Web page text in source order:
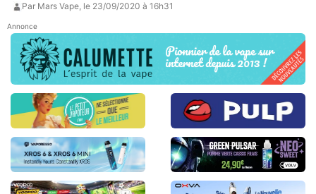
Par Mars Vape, le 23/09/2020 à 16h31
Annonce